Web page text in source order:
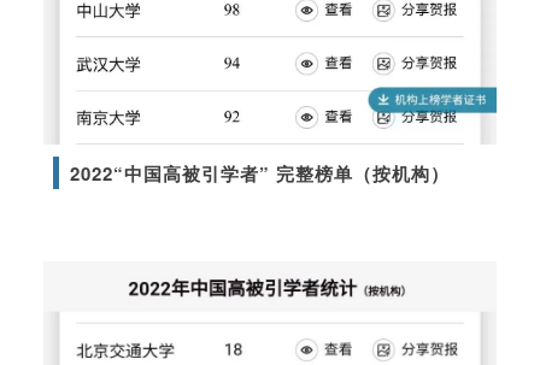
2022“中国高被引学者” 完整榜单（按机构）